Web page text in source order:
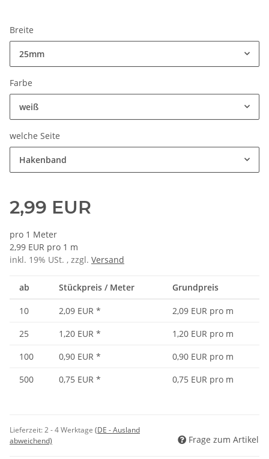
Breite
25mm
Farbe
weiß
welche Seite
Hakenband
2,99 EUR
pro 1 Meter
2,99 EUR pro 1 m
inkl. 19% USt. , zzgl. Versand
ab Stückpreis / Meter Grundpreis
10 2,09 EUR *
2,09 EUR pro m
25
1,20 EUR *
1,20 EUR pro m
100
0,90 EUR *
0,90 EUR pro m
500
0,75 EUR * 0,75 EUR pro m
Lieferzeit:2 - 4 Werktage (DE - Ausland
abweichend)
Frage zum Artikel